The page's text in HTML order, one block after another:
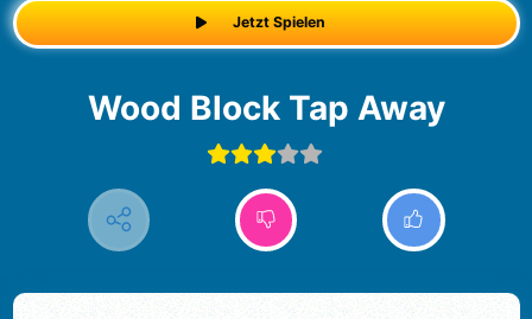
Jetzt Spielen
Wood Block Tap Away